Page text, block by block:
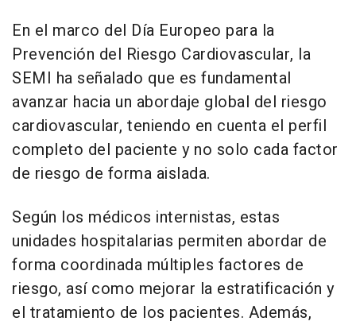
En el marco del Día Europeo para la
Prevención del Riesgo Cardiovascular, la
SEMI ha señalado que es fundamental
avanzar hacia un abordaje global del riesgo
cardiovascular, teniendo en cuenta el perfil
completo del paciente y no solo cada factor
de riesgo de forma aislada.
Según los médicos internistas, estas
unidades hospitalarias permiten abordar de
forma coordinada múltiples factores de
riesgo, así como mejorar la estratificación y
el tratamiento de los pacientes. Además,